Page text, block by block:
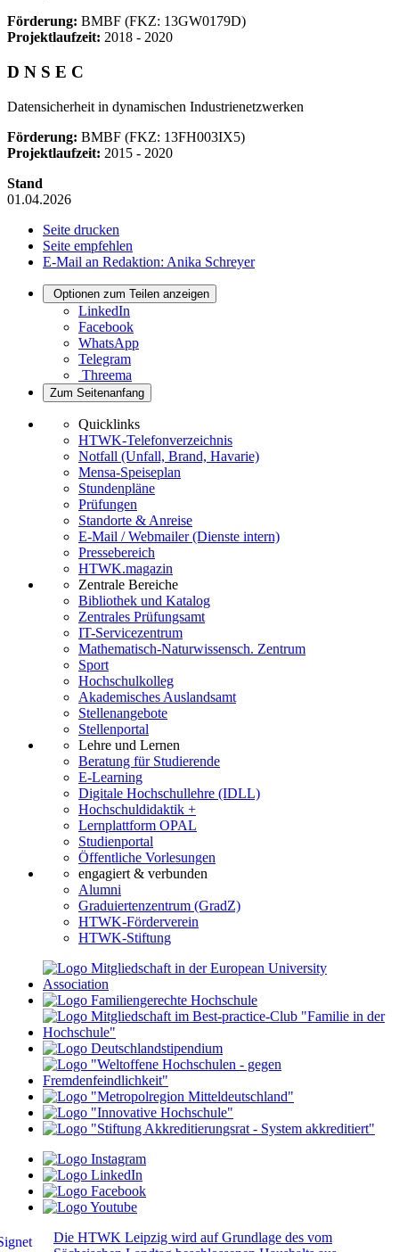
Förderung: BMBF (FKZ: 13GW0179D)
Projektlaufzeit: 2018 - 2020
D N S E C
Datensicherheit in dynamischen Industrienetzwerken
Förderung: BMBF (FKZ: 13FH003IX5)
Projektlaufzeit: 2015 - 2020
Stand
01.04.2026
Seite drucken
Seite empfehlen
E-Mail an Redaktion: Anika Schreyer
Optionen zum Teilen anzeigen
LinkedIn
Facebook
WhatsApp
Telegram
Threema
Zum Seitenanfang
Quicklinks
HTWK-Telefonverzeichnis
Notfall (Unfall, Brand, Havarie)
Mensa-Speiseplan
Stundenpläne
Prüfungen
Standorte & Anreise
E-Mail / Webmailer (Dienste intern)
Pressebereich
HTWK.magazin
Zentrale Bereiche
Bibliothek und Katalog
Zentrales Prüfungsamt
IT-Servicezentrum
Mathematisch-Naturwissensch. Zentrum
Sport
Hochschulkolleg
Akademisches Auslandsamt
Stellenangebote
Stellenportal
Lehre und Lernen
Beratung für Studierende
E-Learning
Digitale Hochschullehre (IDLL)
Hochschuldidaktik +
Lernplattform OPAL
Studienportal
Öffentliche Vorlesungen
engagiert & verbunden
Alumni
Graduiertenzentrum (GradZ)
HTWK-Förderverein
HTWK-Stiftung
Die HTWK Leipzig wird auf Grundlage des vom